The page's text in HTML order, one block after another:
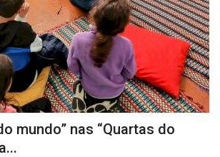
mundo” nas “Quartas do